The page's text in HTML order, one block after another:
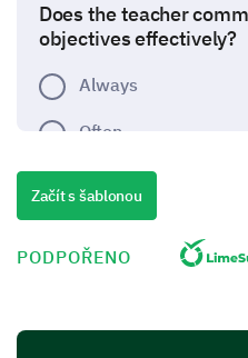
Does the teacher
objectives effectively?
Always
Often
Occasionally
Rarely
Začít s šablonou
PODPOŘENO